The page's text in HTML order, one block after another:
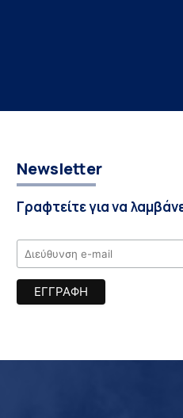
Newsletter
Γραφτείτε για να